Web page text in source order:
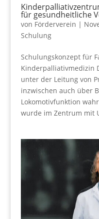
für gesundheitliche
von Förderverein |
Schulung
Schulungskonzept für
Kinderpalliativmedizin
unter der Leitung von
inzwischen auch über
Lokomotivfunktion
wurde im Zentrum mit